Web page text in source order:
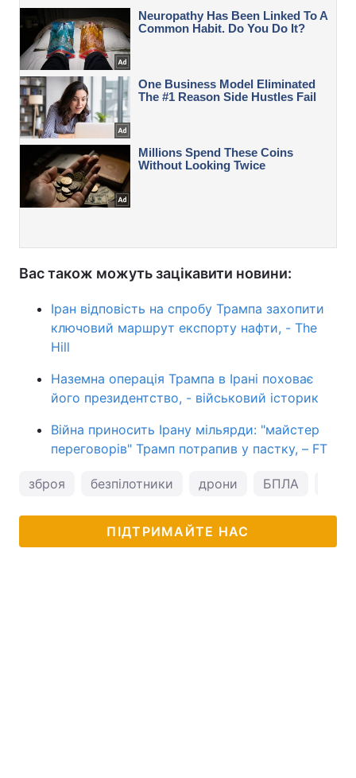
Вас також можуть зацікавити новини:
Іран відповість на спробу Трампа захопити
ключовий маршрут експорту нафти, - The
Hill
Наземна операція Трампа в Ірані поховає
його президентство, - військовий історик
Війна приносить Ірану мільярди: "майстер
переговорів" Трамп потрапив у пастку, – FT
зброя безпілотники дрони БПЛА
ПІДТРИМАЙТЕ НАС